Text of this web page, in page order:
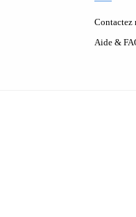
Contactez
Aide &